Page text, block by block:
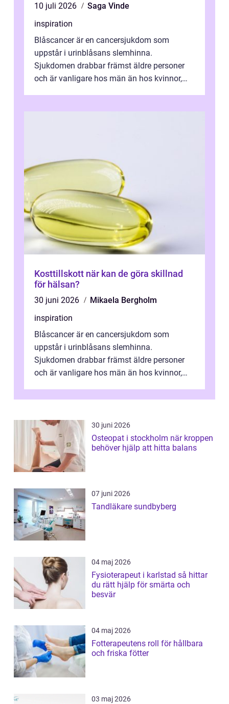
10 juli 2026
Saga Vinde
inspiration
Blåscancer är en cancersjukdom som
uppstår i urinblåsans slemhinna.
Sjukdomen drabbar främst äldre personer
och är vanligare hos män än hos kvinnor,
Kosttillskott när kan de göra skillnad
för hälsan?
30 juni 2026
Mikaela Bergholm
inspiration
Blåscancer är en cancersjukdom som
uppstår i urinblåsans slemhinna.
Sjukdomen drabbar främst äldre personer
och är vanligare hos män än hos kvinnor,
förändringarna u...
30 juni 2026
Osteopat i stockholm när kroppen
behöver hjälp att hitta balans
07 juni 2026
Tandläkare sundbyberg
04 maj 2026
Fysioterapeut i karlstad så hittar
du rätt hjälp för smärta och
besvär
04 maj 2026
Fotterapeutens roll för hållbara
och friska fötter
03 maj 2026